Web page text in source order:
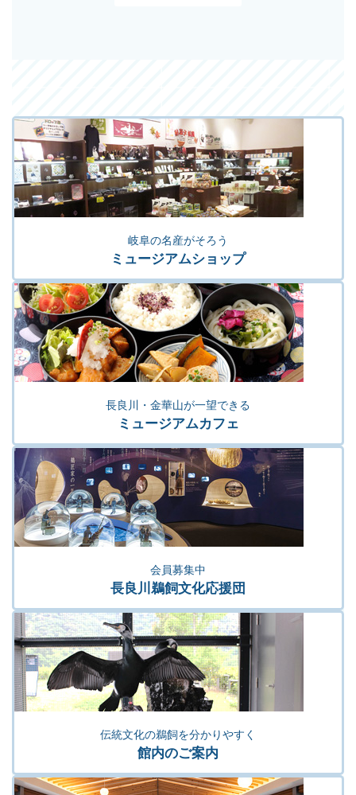
岐阜の名産がそろう
ミュージアムショップ
長良川・金華山が一望できる
ミュージアムカフェ
会員募集中
長良川鵜飼文化応援団
伝統文化の鵜飼を分かりやすく
館内のご案内